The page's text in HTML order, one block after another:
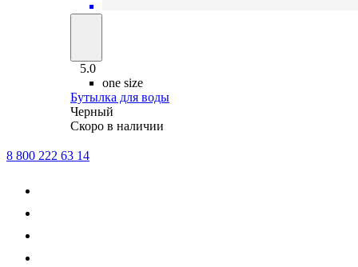
5.0
one size
Бутылка для воды
Черный
Скоро в наличии
8 800 222 63 14